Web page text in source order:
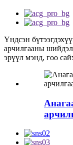
Үндсэн
арчилгааны
эрүүл мэнд, гоо